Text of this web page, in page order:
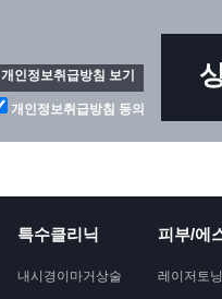
개인정보취급방침 보기
개인정보취급방침 동의
특수클리닉
내시경이마거상술
피부/에
레이저토닝